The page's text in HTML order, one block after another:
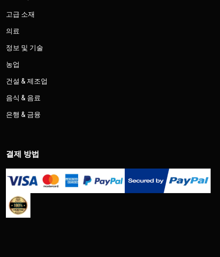
고급 소재
의료
정보 및 기술
농업
건설 & 제조업
음식 & 음료
은행 & 금융
결제 방법